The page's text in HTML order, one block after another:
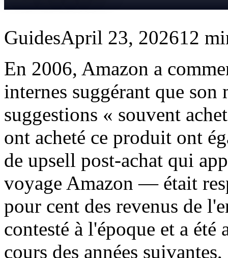
GuidesApril 23, 202612
En 2006, Amazon a
internes suggérant que
suggestions « souvent
ont acheté ce produit ont
de upsell post-achat qui
voyage Amazon — était
pour cent des revenus de
contesté à l'époque et a
cours des années